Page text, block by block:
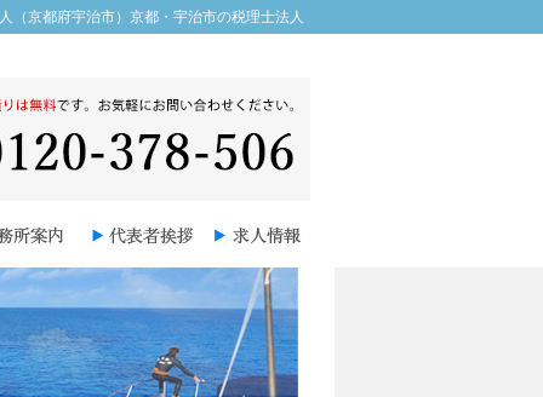
（京都府宇治市）京都・宇治市の税理士法人